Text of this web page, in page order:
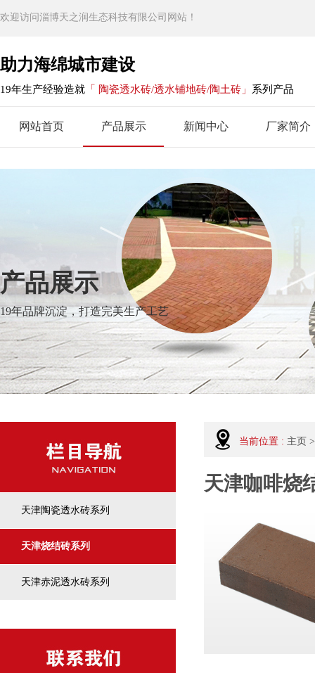
欢迎访问淄博天之润生态科技有限公司网站！
助力海绵城市建设
19年生产经验造就 「 陶瓷透水砖/透水铺地砖/陶土砖」 系列产品
网站首页 产品展示 新闻中心 厂家简介
产品展示
19年品牌沉淀，打造完美生产工艺
当前位置 : 主页
天津咖啡烧
天津陶瓷透水砖系列
天津烧结砖系列
天津赤泥透水砖系列